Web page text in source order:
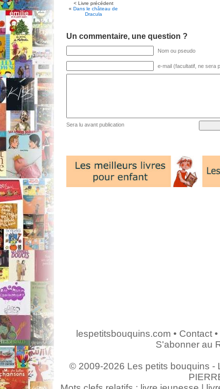
< Livre précédent
« Dans le château de
Dracula
Un commentaire, une question ?
Nom ou pseudo
e-mail (facultatif, ne sera
Sera lu avant publication
lespetitsbouquins.com • Contact•
S'abonner au
© 2009-2026 Les petits bouquins -